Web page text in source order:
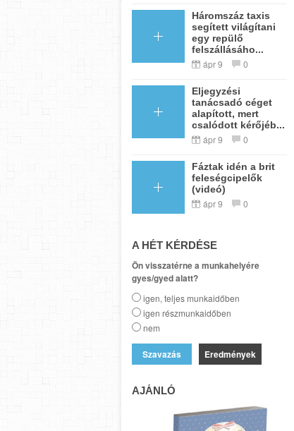
Háromszáz taxis
segített világítani
egy repülő
felszállásáho...
ápr 9 0
Eljegyzési
tanácsadó céget
alapított, mert
csalódott kérőjéb...
ápr 9 0
Fáztak idén a brit
feleségcipelők
(videó)
ápr 9 0
A HÉT KÉRDÉSE
Ön visszatérne a munkahelyére
gyes/gyed alatt?
igen, teljes munkaidőben
igen részmunkaidőben
nem
Eredmények
AJÁNLÓ